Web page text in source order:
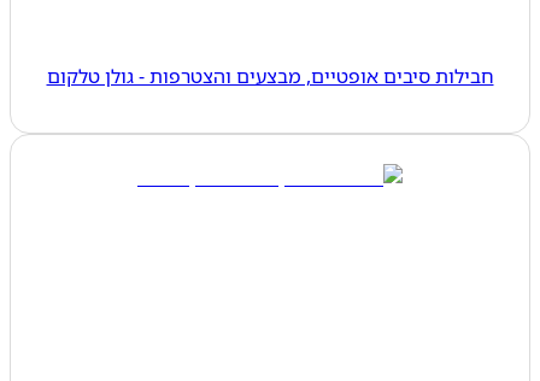
חבילות סיבים אופטיים, מבצעים והצטרפות - גולן טלקום